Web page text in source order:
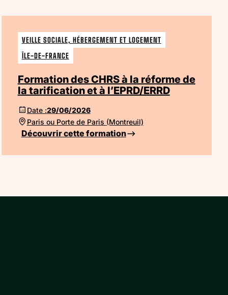
VEILLE SOCIALE, HÉBERGEMENT ET LOGEMENT
ÎLE-DE-FRANCE
Formation des CHRS à la réforme de
la tarification et à l’EPRD/ERRD
Date :29/06/2026
Paris ou Porte de Paris (Montreuil)
Découvrir cette formation